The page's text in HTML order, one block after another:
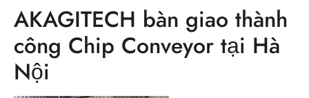
AKAGITECH bàn giao thành
công Chip Conveyor tại Hà
Nội